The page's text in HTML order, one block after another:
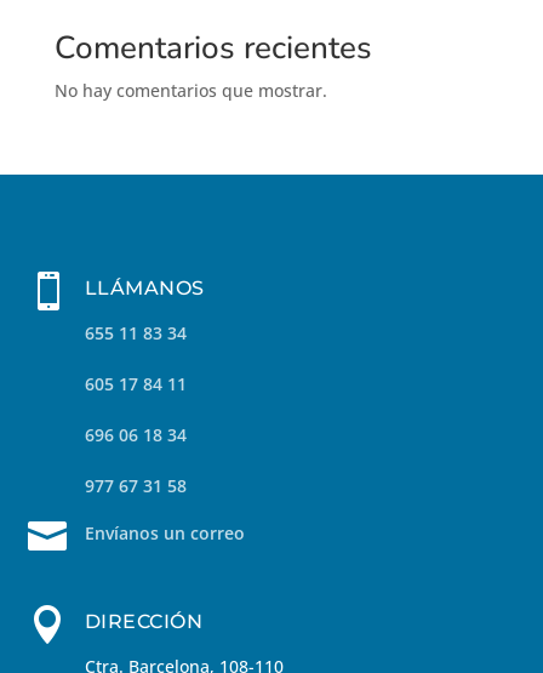
Comentarios recientes
No hay comentarios que mostrar.

LLÁMANOS
655 11 83 34
605 17 84 11
696 06 18 34
977 67 31 58
 Envíanos un correo

DIRECCIÓN
Ctra. Barcelona, 108-110